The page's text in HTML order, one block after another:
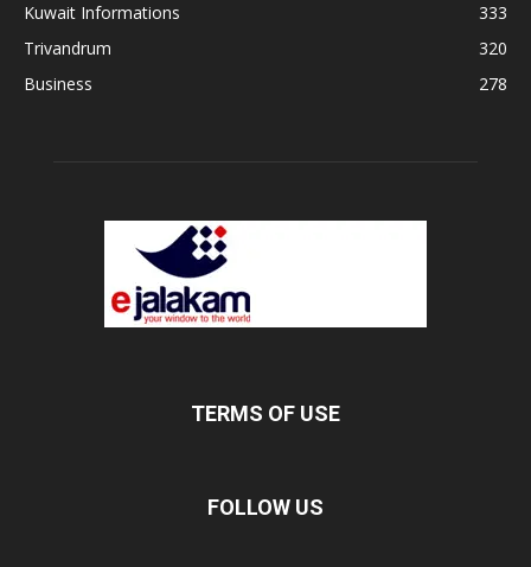
Kuwait Informations
333
Trivandrum
320
Business
278
TERMS OF USE
FOLLOW US